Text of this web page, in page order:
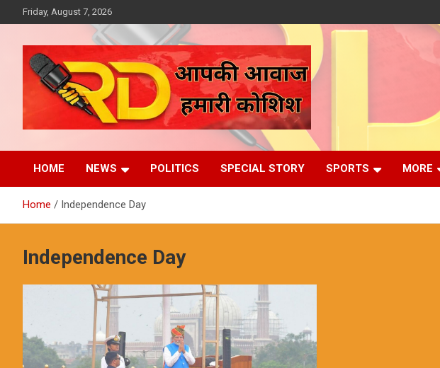
to
Friday, August 7, 2026
Reporter Diaries
HOME NEWS POLITICS SPECIAL STORY SPORTS MORE
Home Independence Day
Independence Day